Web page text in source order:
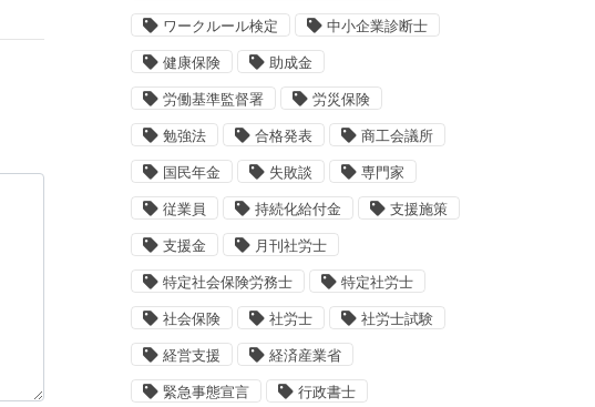
ワークルール検定 中小企業診断士
健康保険 助成金
労働基準監督署 労災保険
勉強法 合格発表 商工会議所
国民年金 失敗談 専門家
従業員 持続化給付金 支援施策
支援金 月刊社労士
特定社会保険労務士 特定社労士
社会保険 社労士 社労士試験
経営支援 経済産業省
緊急事態宣言 行政書士